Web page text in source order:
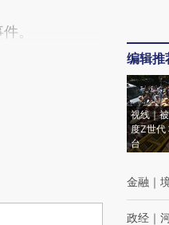
。
编辑推
视线｜
度Z世代
台
金融 ｜
政经 ｜